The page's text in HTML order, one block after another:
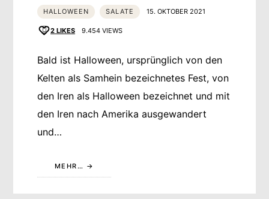
HALLOWEEN SALATE 15. OKTOBER 2021
2 LIKES 9.454 VIEWS
Bald ist Halloween, ursprünglich von den
Kelten als Samhein bezeichnetes Fest, von
den Iren als Halloween bezeichnet und mit
den Iren nach Amerika ausgewandert
und…
MEHR…